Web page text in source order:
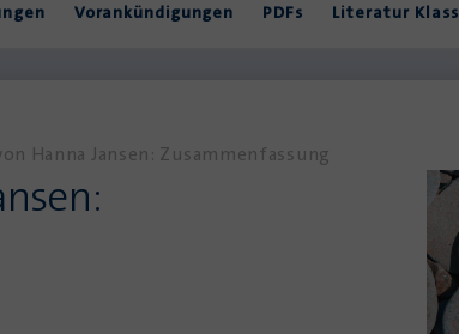
Vorankündigungen PDFs Literatur
Hanna Jansen: Zusammenfassung